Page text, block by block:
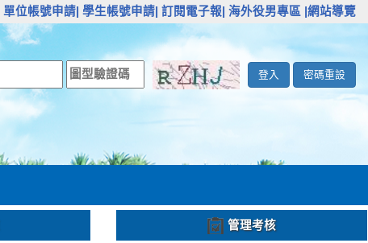
單位帳號申請| 學生帳號申請| 訂閱電子報| 海外役男專區 |網站導覽
登入 密碼重設
管理考核